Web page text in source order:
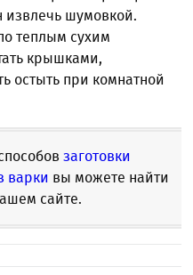
извлечь шумовкой.
теплым сухим
крышками,
остыть при комнатной
заготовки
варки вы можете найти
сайте.